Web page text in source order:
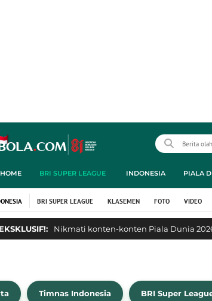
HOME BRI SUPER LEAGUE INDONESIA PIALA
BRI SUPER LEAGUE KLASEMEN FOTO VIDEO
EKSKLUSIF!: Nikmati konten-konten Piala Dunia
Timnas Indonesia BRI Super